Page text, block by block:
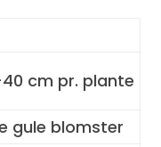
cm pr. plante
gule blomster